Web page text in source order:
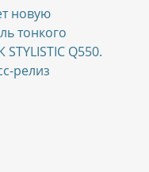
новую
тонкого
Q550.
релиз